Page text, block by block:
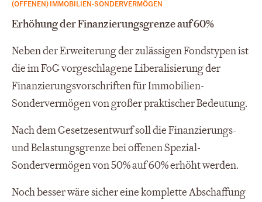
(OFFENEN) IMMOBILIEN-SONDERVERMÖGEN
Erhöhung der Finanzierungsgrenze auf 60%
Neben der Erweiterung der zulässigen Fondstypen ist
die im FoG vorgeschlagene Liberalisierung der
Finanzierungsvorschriften für Immobilien-
Sondervermögen von großer praktischer Bedeutung.
Nach dem Gesetzesentwurf soll die Finanzierungs-
und Belastungsgrenze bei offenen Spezial-
Sondervermögen von 50% auf 60% erhöht werden.
Noch besser wäre sicher eine komplette Abschaffung